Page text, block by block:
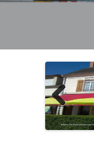
Previous